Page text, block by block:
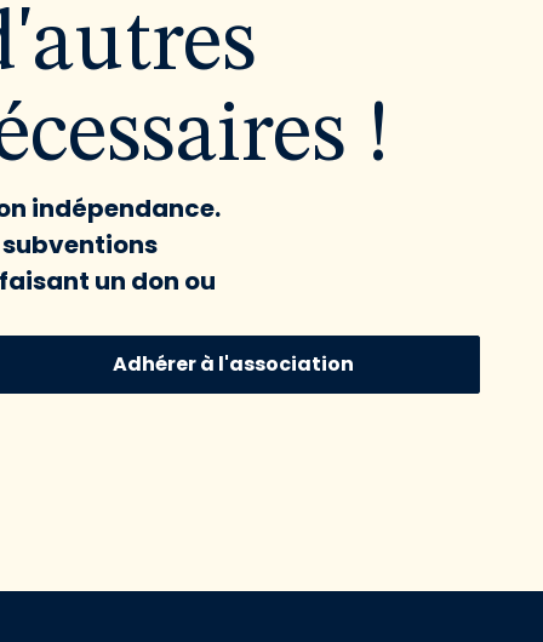
!
indépendance.
un don ou
Adhérer à l'association